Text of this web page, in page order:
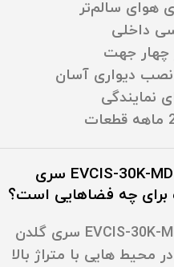
هوای سالم‌تر
داخلی
نصب دیواری آسان
نمایندگی
کولرگازی ایوولی 30000 مدل EVCIS-30K-MD سری
30000 مدل EVCIS-30K-MD سری گلدن
نصب در محیط‌ هایی با متراژ بالا